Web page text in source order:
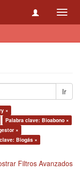
Ir
×
Palabra clave: Bioabono ×
×
Biogás ×
Filtros Avanzados